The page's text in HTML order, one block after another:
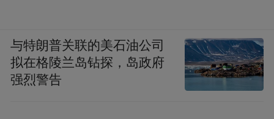
与特朗普关联的美石油公司
拟在格陵兰岛钻探，岛政府
强烈警告